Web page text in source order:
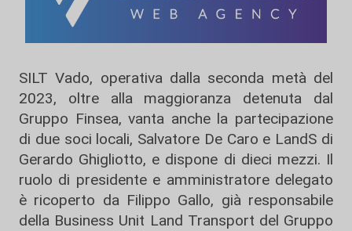
SILT Vado, operativa dalla seconda metà del
2023, oltre alla maggioranza detenuta dal
Gruppo Finsea, vanta anche la partecipazione
di due soci locali, Salvatore De Caro e LandS di
Gerardo Ghigliotto, e dispone di dieci mezzi. Il
ruolo di presidente e amministratore delegato
è ricoperto da Filippo Gallo, già responsabile
della Business Unit Land Transport del Gruppo